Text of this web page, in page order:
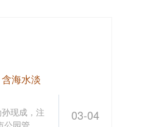
03-04
海水淡
现成，注
公园管